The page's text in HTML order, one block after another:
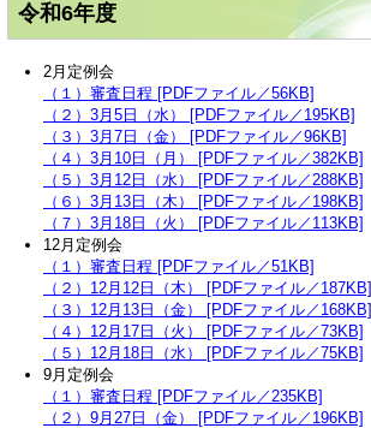
令和6年度
2月定例会
（１）審査日程 [PDFファイル／56KB]
（２）3月5日（水） [PDFファイル／195KB]
（３）3月7日（金） [PDFファイル／96KB]
（４）3月10日（月） [PDFファイル／382KB]
（５）3月12日（水） [PDFファイル／288KB]
（６）3月13日（木） [PDFファイル／198KB]
（７）3月18日（火） [PDFファイル／113KB]
12月定例会
（１）審査日程 [PDFファイル／51KB]
（２）12月12日（木） [PDFファイル／187KB]
（３）12月13日（金） [PDFファイル／168KB]
（４）12月17日（火） [PDFファイル／73KB]
（５）12月18日（水） [PDFファイル／75KB]
9月定例会
（１）審査日程 [PDFファイル／235KB]
（２）9月27日（金） [PDFファイル／196KB]